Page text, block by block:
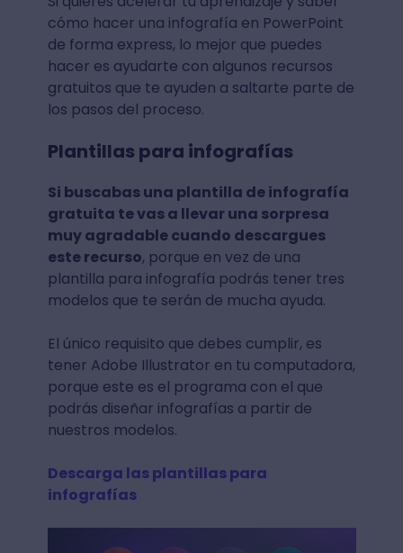
cómo hacer una infografía en PowerPoint
de forma express, lo mejor que puedes
hacer es ayudarte con algunos recursos
gratuitos que te ayuden a saltarte parte de
los pasos del proceso.
Plantillas para infografías
Si buscabas una plantilla de infografía
gratuita te vas a llevar una sorpresa
muy agradable cuando descargues
este recurso, porque en vez de una
plantilla para infografía podrás tener tres
modelos que te serán de mucha ayuda.
El único requisito que debes cumplir, es
tener Adobe Illustrator en tu computadora,
porque este es el programa con el que
podrás diseñar infografías a partir de
nuestros modelos.
Descarga las plantillas para
infografías